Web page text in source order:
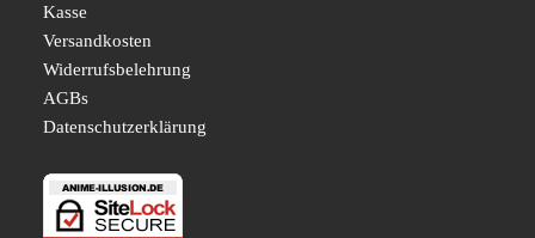
Kasse
Versandkosten
Widerrufsbelehrung
AGBs
Datenschutzerklärung